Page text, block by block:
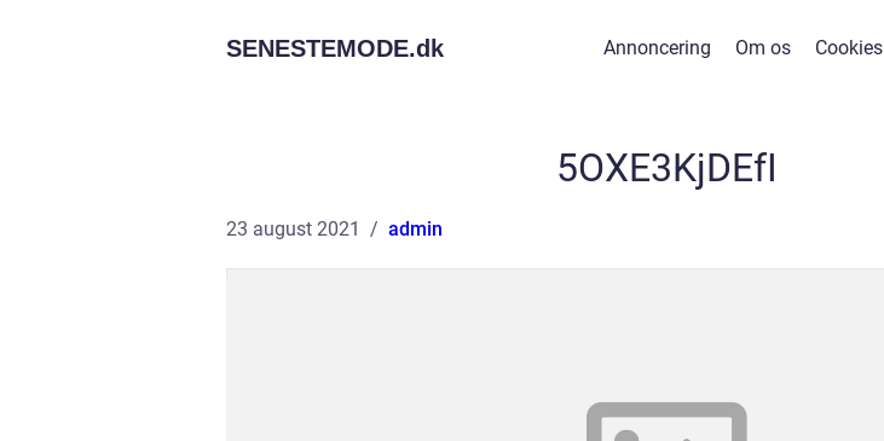
SENESTEMODE.dk Annoncering Om os Cookies
5OXE3KjDEfI
23 august 2021 admin